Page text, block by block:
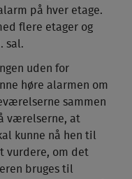
på hver etage.
flere etager og
sal.
uden for
høre alarmen om
sammen
værelserne, at
kunne nå hen til
vurdere, om det
bruges til